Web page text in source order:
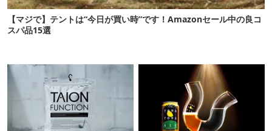
【マジで】テントは“今日が買い時”です！Amazonセール中の良コ
スパ品15選